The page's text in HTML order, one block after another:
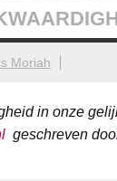
Moriah
in onze
geschreven